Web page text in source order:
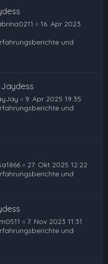
« 16. Apr 2023
und
« 9. Apr 2025 19:35
und
« 27. Okt 2025 12:22
und
« 7. Nov 2023 11:31
und